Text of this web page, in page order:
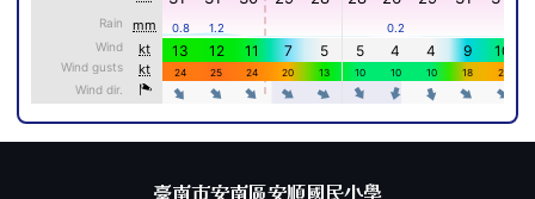
臺南市安南區安順國民小學